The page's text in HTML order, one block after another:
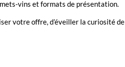
vins et formats de présentation.
votre offre, d’éveiller la curiosité de